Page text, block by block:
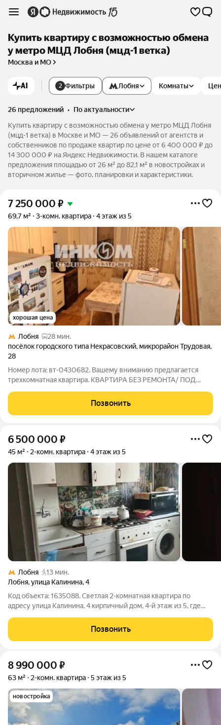
Купить квартиру с возможностью обмена
у метро МЦД Лобня (мцд-1 ветка)
Москва и МО
AI 2 Фильтры Комнаты
Лобня
26 предложений •
по актуальности
Купить квартиру с возможностью обмена у метро МЦД Лобня
(мцд-1 ветка) в Москве и МО — 26 объявлений от агентств и
собственников по продаже квартир по цене от 6 400 000 ₽ до
14 300 000 ₽ на Яндекс Недвижимости. В нашем каталоге
предложения площадью от 26 м² до 82,1 м² в новостройках и
вторичном жилье — фото, планировки и характеристики.
7 250 000 ₽
69,7 м² 3-комн. квартира 4 этаж из 5
хорошая цена
Лобня
28 мин.
посёлок городского типа Некрасовский, микрорайон Трудовая,
28
Номер лота: вт-0430682. Вашему вниманию предлагается
трехкомнатная квартира. КВАРТИРА БЕЗ РЕМОНТА/ ПОД
двор. Доброжелательные и приветливые соседи. Чистый
подъезд. Расположение жилого дома в
Позвонить
6 500 000 ₽
45 м² 2-комн. квартира 4 этаж из 5
Лобня
13 мин.
Лобня,улица Калинина,4
Код объекта: 1635088. Светлая 2-комнатная квартира по
адресу улица Калинина, 4 кирпичный дом, 4-й этаж из 5, где
выходят на улицу, комнаты изолированные (18 и 12 м) простор
для жизни и удобное
Позвонить
8 990 000 ₽
63 м² 2-комн. квартира 5 этаж из 5
новостройка